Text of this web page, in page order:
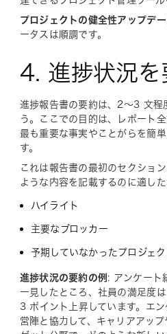
プロジェクトの健全性アップデー
ータスは順調です。
4. 進捗状況を
進捗報告書の要約は、2～3 文程
う。ここでの目的は、レポート
最も重要な事実やことがらを簡
す。
これは報告書の最初のセクショ
ような内容を記載するのに適した
ハイライト
主要なブロッカー
予期していなかったプロジェ
進捗状況の要約の例 : アンケート
一見したところ、社員の満足度
3 ポイント上昇しています。エ
営陣と協力して、キャリアアッ